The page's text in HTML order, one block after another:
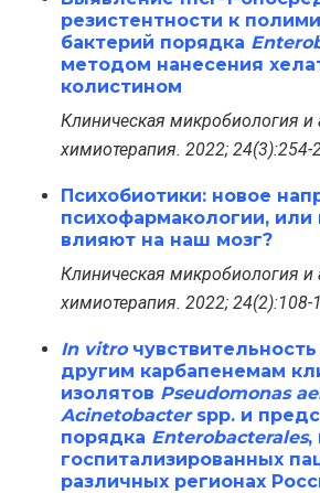
резистентности к
бактерий порядка
методом нанесения
колистином
Клиническая микробиология и
химиотерапия. 2022; 24(3):254-
Психобиотики: новое
психофармакологии, или
влияют на наш мозг?
Клиническая микробиология и
химиотерапия. 2022; 24(2):108-
In vitro
другим карбапенемам
изолятов Pseudomonas
Acinetobacterspp. и
порядка Enterobacterales,
госпитализированных
различных регионах